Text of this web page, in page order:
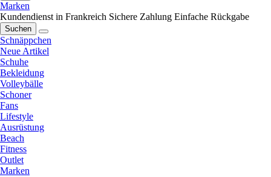
Marken
Kundendienst in Frankreich Sichere Zahlung Einfache Rückgabe
Suchen
Schnäppchen
Neue Artikel
Schuhe
Bekleidung
Volleybälle
Schoner
Fans
Lifestyle
Ausrüstung
Beach
Fitness
Outlet
Marken